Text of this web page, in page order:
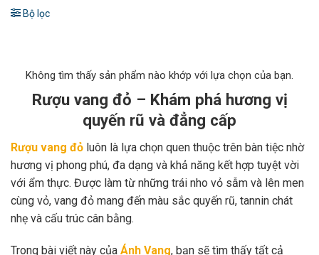
Bộ lọc
Không tìm thấy sản phẩm nào khớp với lựa chọn của bạn.
Rượu vang đỏ – Khám phá hương vị
quyến rũ và đẳng cấp
Rượu vang đỏ luôn là lựa chọn quen thuộc trên bàn tiệc nhờ
hương vị phong phú, đa dạng và khả năng kết hợp tuyệt vời
với ẩm thực. Được làm từ những trái nho vỏ sẫm và lên men
cùng vỏ, vang đỏ mang đến màu sắc quyến rũ, tannin chát
nhẹ và cấu trúc cân bằng.
Trong bài viết này của Ánh Vang, bạn sẽ tìm thấy tất cả